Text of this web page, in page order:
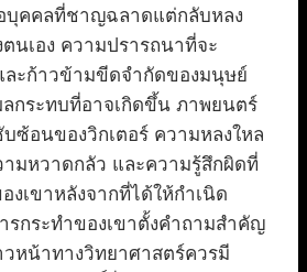
บุคคลที่ชาญฉลาดแต่กลับหลง
นเอง ความปรารถนาที่จะ
ละก้าวข้ามขีดจำกัดของมนุษย์
กระทบที่อาจเกิดขึ้น ภาพยนตร์
ซ้อนของวิกเตอร์ ความหลงใหล
มหวาดกลัว และความรู้สึกผิดที่
เขาหลังจากที่ได้ให้กำเนิด
รกระทำของเขาตั้งคำถามสำคัญ
หน้าทางวิทยาศาสตร์ควรมี